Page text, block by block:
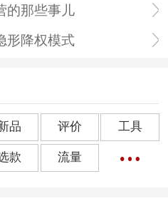
的那些事儿
形降权模式
品 评价 工具
款 流量